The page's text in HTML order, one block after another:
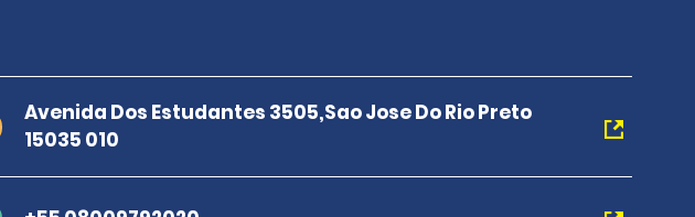
Avenida Dos Estudantes 3505,Sao Jose Do Rio Preto
15035 010